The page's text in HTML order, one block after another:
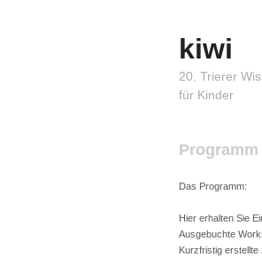
kiwi
20. Trierer
für Kinder
Programm
Das Programm:
Hier erhalten Sie
Ausgebuchte
Kurzfristig